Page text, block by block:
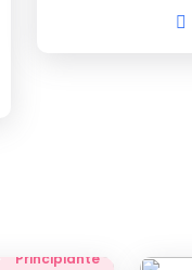
Principiante